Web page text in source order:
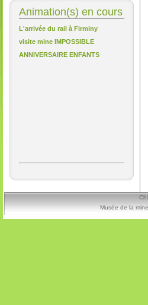
Animation(s) en cours
L'arrivée du rail à Firminy
visite mine IMPOSSIBLE
ANNIVERSAIRE ENFANTS
Musée de la